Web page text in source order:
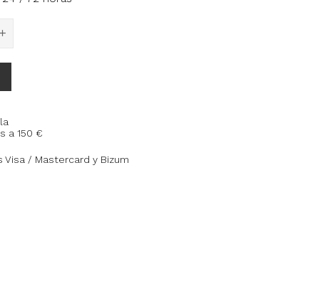
a 150 €
Visa / Mastercard y Bizum